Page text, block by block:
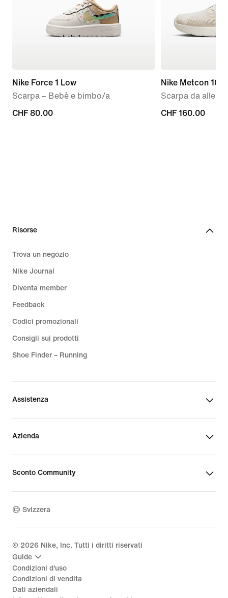
Nike Force 1 Low
Scarpa – Bebè e bimbo/a
CHF
CHF 80.00
Nike Metcon 10
Scarpa da
CHF
CHF 160.00
Risorse
Trova un negozio
Nike Journal
Diventa member
Feedback
Codici promozionali
Consigli sui prodotti
Shoe Finder – Running
Assistenza
Azienda
Sconto Community
Svizzera
© 2026 Nike, Inc. Tutti i diritti riservati
Guide
Condizioni d'uso
Condizioni di vendita
Dati aziendali